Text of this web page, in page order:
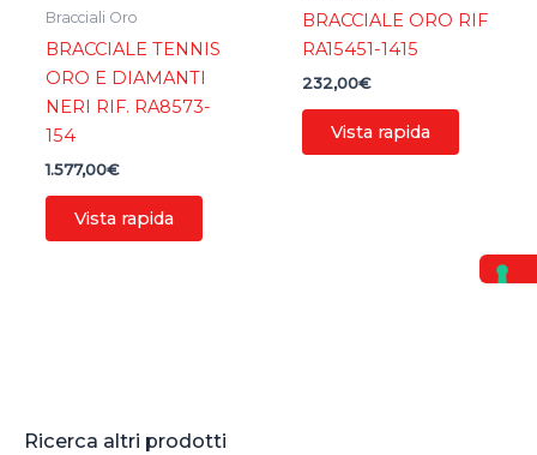
Ricerca altri prodotti
Bracciali Oro
BRACCIALE TENNIS
ORO E DIAMANTI
NERI RIF. RA8573-
154
1.577,00€
Vista rapida
BRACCIALE ORO RIF
RA15451-1415
232,00€
Vista rapida